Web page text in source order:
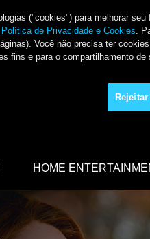
("cookies") para melhorar
Política de Privacidade e Cookies.
Você não precisa ter
fins e para o compartilhamento
HOME